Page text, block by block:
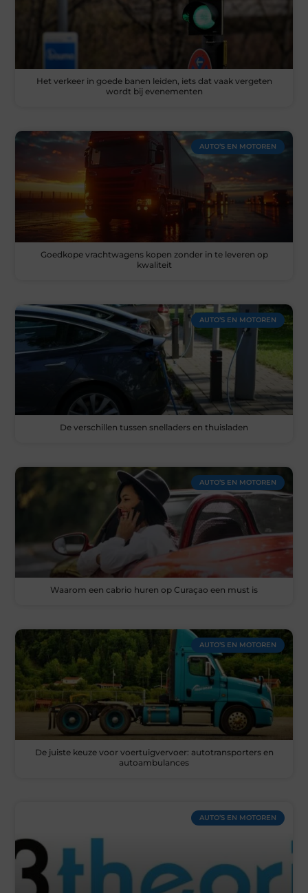
Het verkeer in goede banen leiden, iets dat vaak vergeten
wordt bij evenementen
AUTO’S EN MOTOREN
Goedkope vrachtwagens kopen zonder in te leveren op
kwaliteit
AUTO’S EN MOTOREN
De verschillen tussen snelladers en thuisladen
AUTO’S EN MOTOREN
Waarom een cabrio huren op Curaçao een must is
AUTO’S EN MOTOREN
De juiste keuze voor voertuigvervoer: autotransporters en
autoambulances
AUTO’S EN MOTOREN